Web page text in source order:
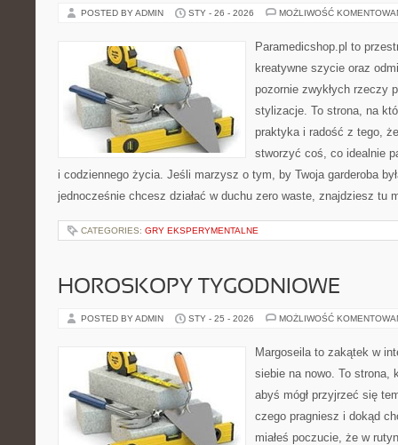
POSTED BY ADMIN STY - 26 - 2026 MOŻLIWOŚĆ
Paramedicshop.pl to
kreatywne szycie oraz
pozornie zwykłych rzeczy
stylizacje. To strona, na
praktyka i radość z tego,
stworzyć coś, co idealnie
i codziennego życia. Jeśli marzysz o tym, by Twoja garderoba
jednocześnie chcesz działać w duchu zero waste, znajdziesz tu
CATEGORIES: GRY EKSPERYMENTALNE
HOROSKOPY TYGODNIOWE
POSTED BY ADMIN STY - 25 - 2026 MOŻLIWOŚĆ
Margoseila to zakątek w
siebie na nowo. To strona,
abyś mógł przyjrzeć się
czego pragniesz i dokąd
miałeś poczucie, że w